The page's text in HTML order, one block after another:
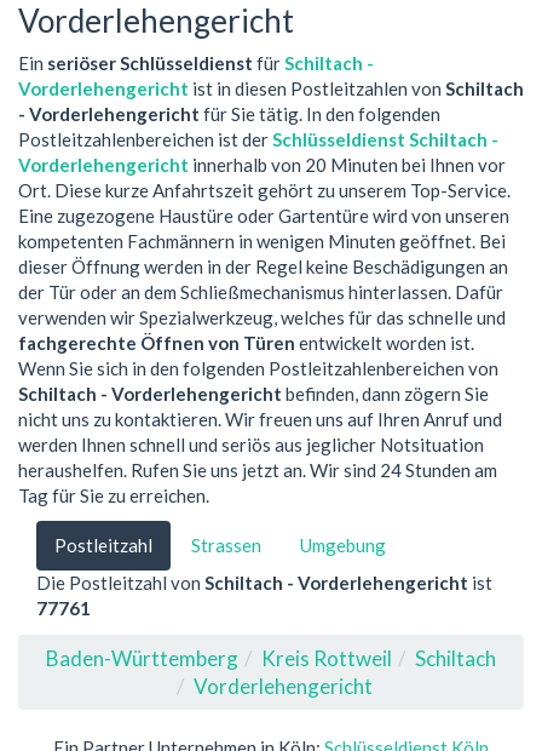
Vorderlehengericht
Ein seriöser Schlüsseldienst fürSchiltach -
Vorderlehengericht ist in diesen Postleitzahlen von Schiltach
- Vorderlehengericht für Sie tätig. In den folgenden
Postleitzahlenbereichen ist derSchlüsseldienst Schiltach -
Vorderlehengericht innerhalb von 20 Minuten bei Ihnen vor
Ort. Diese kurze Anfahrtszeit gehört zu unserem Top-Service.
Eine zugezogene Haustüre oder Gartentüre wird von unseren
kompetenten Fachmännern in wenigen Minuten geöffnet. Bei
dieser Öffnung werden in der Regel keine Beschädigungen an
der Tür oder an dem Schließmechanismus hinterlassen. Dafür
verwenden wir Spezialwerkzeug, welches für das schnelle und
fachgerechte Öffnen von Türen entwickelt worden ist.
Wenn Sie sich in den folgenden Postleitzahlenbereichen von
Schiltach - Vorderlehengericht befinden, dann zögern Sie
nicht uns zu kontaktieren. Wir freuen uns auf Ihren Anruf und
werden Ihnen schnell und seriös aus jeglicher Notsituation
heraushelfen. Rufen Sie uns jetzt an. Wir sind 24 Stunden am
Tag für Sie zu erreichen.
Postleitzahl Strassen
Umgebung
Die Postleitzahl von Schiltach - Vorderlehengericht ist
77761
Baden-Württemberg Kreis Rottweil
Schiltach
Vorderlehengericht